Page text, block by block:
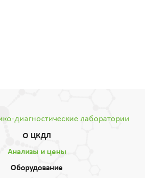
О ЦКДЛ
Анализы и цены
Оборудование